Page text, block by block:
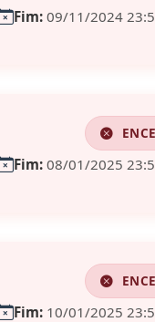
Fim: 09/11/2024
Fim: 08/01/2025
Fim: 10/01/2025